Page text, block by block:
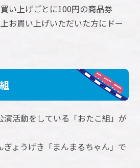
い上げごとに100円の商品券
お買い上げいただいた方にドー
演活動をしている「おたこ組」が
ょうげき「まんまるちゃん」で